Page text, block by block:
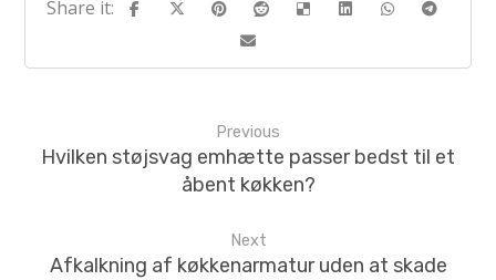
Previous
Hvilken støjsvag emhætte passer bedst til et
åbent køkken?
Next
Afkalkning af køkkenarmatur uden at skade